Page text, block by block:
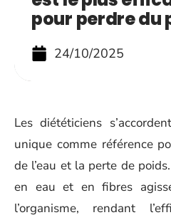
pour perdre du
24/10/2025
Les diététiciens
unique comme référence
de l’eau et la perte de
en eau et en fibres
l’organisme, rendant